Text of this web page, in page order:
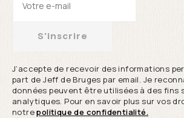
S'inscrire
J’accepte de recevoir des informations
part de Jeff de Bruges par email. Je
données peuvent être utilisées à des
analytiques. Pour en savoir plus sur vos
notrepolitique de confidentialité.